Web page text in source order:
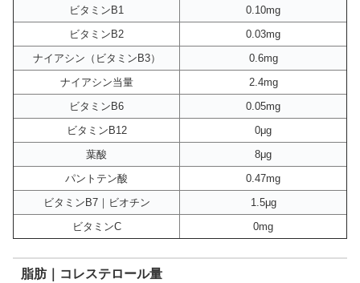
ビタミンB1
0.10mg
ビタミンB2
0.03mg
ナイアシン（ビタミンB3）
0.6mg
ナイアシン当量
2.4mg
ビタミンB6
0.05mg
ビタミンB12
0μg
葉酸
8μg
パントテン酸
0.47mg
ビタミンB7｜ビオチン
1.5μg
ビタミンC
0mg
脂肪｜コレステロール量